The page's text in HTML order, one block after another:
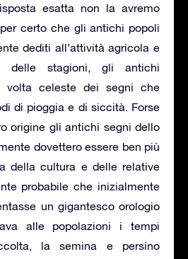
esatta non la avremo
certo che gli antichi popoli
dediti all’attività agricola e
delle stagioni, gli antichi
volta celeste dei segni che
di pioggia e di siccità. Forse
origine gli antichi segni dello
dovettero essere ben più
della cultura e delle relative
probabile che inizialmente
un gigantesco orologio
alle popolazioni i tempi
la semina e persino